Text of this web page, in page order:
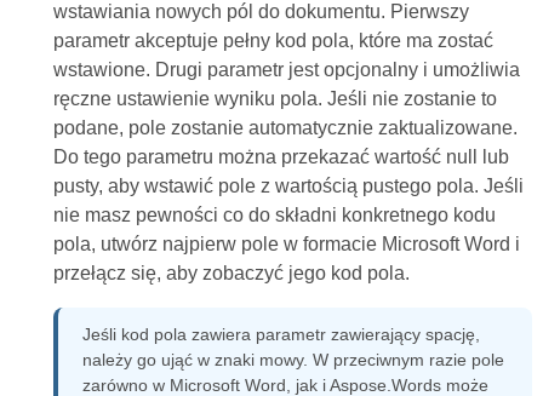
wstawiania nowych pól do dokumentu. Pierwszy
parametr akceptuje pełny kod pola, które ma zostać
wstawione. Drugi parametr jest opcjonalny i umożliwia
ręczne ustawienie wyniku pola. Jeśli nie zostanie to
podane, pole zostanie automatycznie zaktualizowane.
Do tego parametru można przekazać wartość null lub
pusty, aby wstawić pole z wartością pustego pola. Jeśli
nie masz pewności co do składni konkretnego kodu
pola, utwórz najpierw pole w formacie Microsoft Word i
przełącz się, aby zobaczyć jego kod pola.
Jeśli kod pola zawiera parametr zawierający spację,
należy go ująć w znaki mowy. W przeciwnym razie pole
zarówno w Microsoft Word, jak i Aspose.Words może